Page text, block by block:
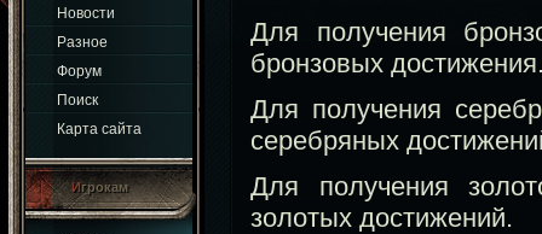
Новости
Разное
Форум
Поиск
Карта сайта
Игрокам
Для получения
бронзовых
Для получения
серебряных
Для получения
золотых достижений.